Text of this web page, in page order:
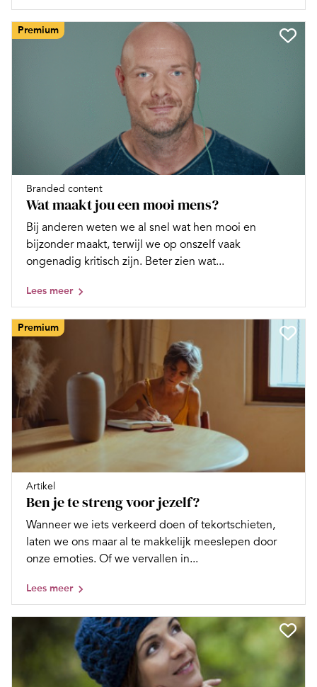
Premium
Branded content
Wat maakt jou een mooi mens?
Bij anderen weten we al snel wat hen mooi en
bijzonder maakt, terwijl we op onszelf vaak
ongenadig kritisch zijn. Beter zien wat...
Lees meer
Premium
Artikel
Ben je te streng voor jezelf?
Wanneer we iets verkeerd doen of tekortschieten,
laten we ons maar al te makkelijk meeslepen door
onze emoties. Of we vervallen in...
Lees meer